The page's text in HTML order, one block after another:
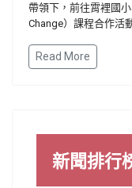
帶領下，前往霄裡國
Change）課程合作活
Read More
新聞排行